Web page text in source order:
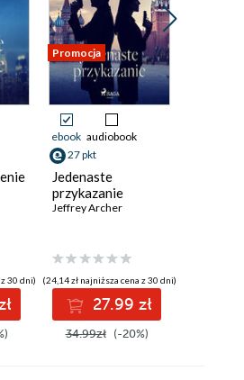
30 dni)
Promocja
ebook audiobook
27 pkt
Jedenaste
przykazanie
Jeffrey Archer
(24,14 zł najniższa cena z 30 dni)
27.99 zł
34.99zł (-20%)